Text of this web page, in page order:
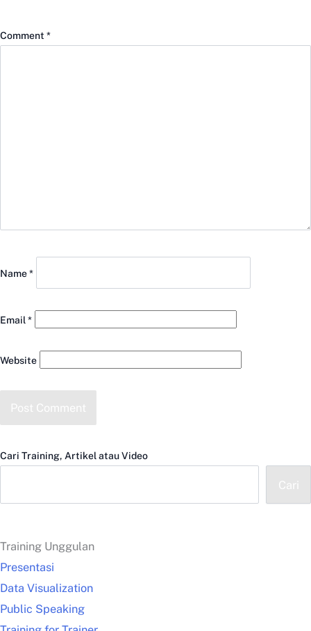
Comment *
Name*
Email *
Website
Cari Training, Artikel atau Video
Cari
Training Unggulan
Presentasi
Data Visualization
Public Speaking